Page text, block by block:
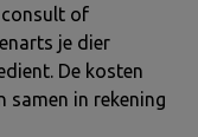
consult of
je dier
De kosten
samen in rekening